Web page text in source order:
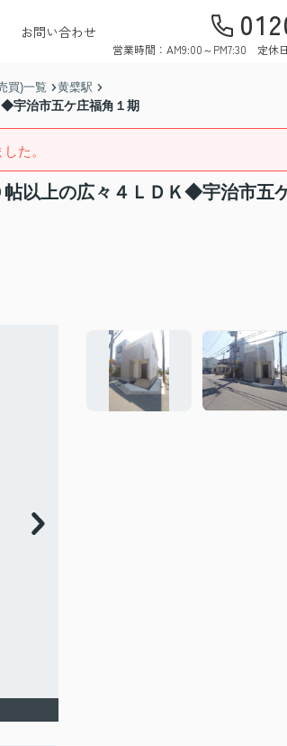
お問い合わせ
営業時間：AM9:00～PM7:30 定休
買)一覧 黄檗駅
宇治市五ケ庄福角１期
た。
以上の広々４ＬＤＫ◆宇治市五